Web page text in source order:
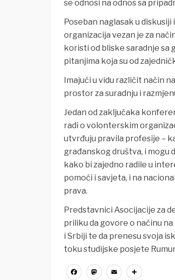
se odnosi na odnos sa
Poseban naglasak u
organizacija vezan je za
koristi od bliske saradnje sa
pitanjima koja su od
Imajući u vidu različit način
prostor za suradnju i
Jedan od zaključaka
radi o volonterskim
utvrđuju pravila profesije –
građanskog društva, i mogu
kako bi zajedno radile u
pomoći i savjeta, i na
prava.
Predstavnici Asocijacije za
priliku da govore o načinu
i Srbiji te da prenesu svoja
toku studijske posjete
Facebook
Mastodon
Email